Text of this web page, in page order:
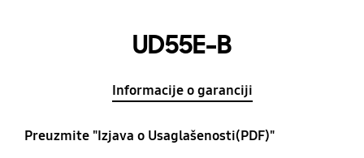
UD55E-B
Informacije o garanciji
Preuzmite "Izjava o Usaglašenosti(PDF)"